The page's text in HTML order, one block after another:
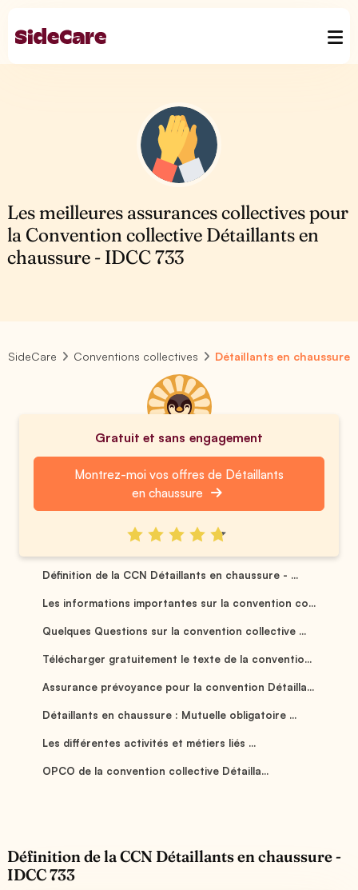
Les meilleures assurances collectives pour
la Convention collective Détaillants en
chaussure - IDCC 733
SideCare Conventions collectives Détaillants en chaussure
Gratuit et sans engagement
Montrez-moi vos offres de Détaillants
en chaussure
Définition de la CCN Détaillants en chaussure - ...
Les informations importantes sur la convention co...
Quelques Questions sur la convention collective ...
Télécharger gratuitement le texte de la conventio...
Assurance prévoyance pour la convention Détailla...
Détaillants en chaussure : Mutuelle obligatoire ...
Les différentes activités et métiers liés ...
OPCO de la convention collective Détailla...
Définition de la CCN Détaillants en chaussure -
IDCC 733